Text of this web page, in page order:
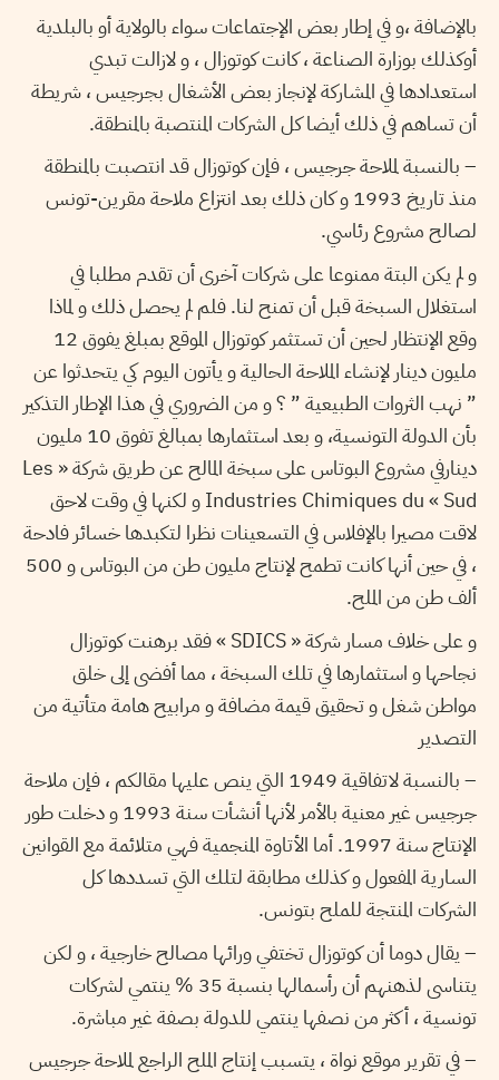
بالإضافة ،و في إطار بعض الإجتماعات سواء بالولاية أو بالبلدية
أوكذلك بوزارة الصناعة ، كانت كوتوزال ، و لازالت تبدي
استعدادها في المشاركة لإنجاز بعض الأشغال بجرجيس ، شريطة
أن تساهم في ذلك أيضا كل الشركات المنتصبة بالمنطقة.
– بالنسبة لملاحة جرجيس ، فإن كوتوزال قد انتصبت بالمنطقة
منذ تاريخ 1993 و كان ذلك بعد انتزاع ملاحة مقرين-تونس
لصالح مشروع رئاسي.
و لم يكن البتة ممنوعا على شركات آخرى أن تقدم مطلبا في
استغلال السبخة قبل أن تمنح لنا. فلم لم يحصل ذلك و لماذا
وقع الإنتظار لحين أن تستثمر كوتوزال الموقع بمبلغ يفوق 12
مليون دينار لإنشاء الملاحة الحالية و يأتون اليوم كي يتحدثوا عن
” نهب الثروات الطبيعية ” ؟ و من الضروري في هذا الإطار التذكير
بأن الدولة التونسية، و بعد استثمارها بمبالغ تفوق 10 مليون
دينارفي مشروع البوتاس على سبخة المالح عن طريق شركة « Les
Industries Chimiques du « Sud و لكنها في وقت لاحق
لاقت مصيرا بالإفلاس في التسعينات نظرا لتكبدها خسائر فادحة
، في حين أنها كانت تطمح لإنتاج مليون طن من البوتاس و 500
ألف طن من الملح.
و على خلاف مسار شركة « SDICS » فقد برهنت كوتوزال
نجاحها و استثمارها في تلك السبخة ، مما أفضى إلى خلق
مواطن شغل و تحقيق قيمة مضافة و مرابيح هامة متأتية من
التصدير
– بالنسبة لاتفاقية 1949 التي ينص عليها مقالكم ، فإن ملاحة
جرجيس غير معنية بالأمر لأنها أنشأت سنة 1993 و دخلت طور
الإنتاج سنة 1997. أما الأتاوة المنجمية فهي متلائمة مع القوانين
السارية المفعول و كذلك مطابقة لتلك التي تسددها كل
الشركات المنتجة للملح بتونس.
– يقال دوما أن كوتوزال تختفي ورائها مصالح خارجية ، و لكن
يتناسى لذهنهم أن رأسمالها بنسبة 35 % ينتمي لشركات
تونسية ، أكثر من نصفها ينتمي للدولة بصفة غير مباشرة.
– في تقرير موقع نواة ، يتسبب إنتاج الملح الراجع لملاحة جرجيس